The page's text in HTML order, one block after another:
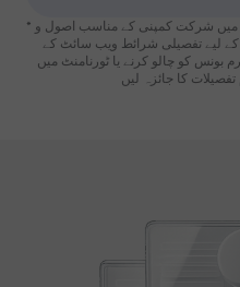
* پرومو مہمات، مقابلوں، اور انعامی ایوارڈز میں شرکت کمپنی کے مناسب اصول و
لیے تفصیلی شرائط ویب سائٹ کے
بونس کو چالو کرنے یا ٹورنامنٹ میں
کا جائزہ لیں